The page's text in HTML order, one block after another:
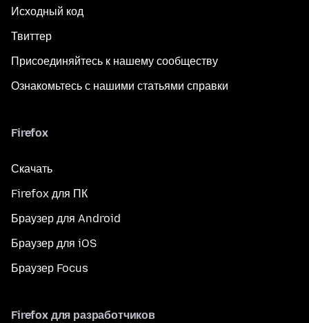
Исходный код
Твиттер
Присоединяйтесь к нашему сообществу
Ознакомьтесь с нашими статьями справки
Firefox
Скачать
Firefox для ПК
Браузер для Android
Браузер для iOS
Браузер Focus
Firefox для разработчиков